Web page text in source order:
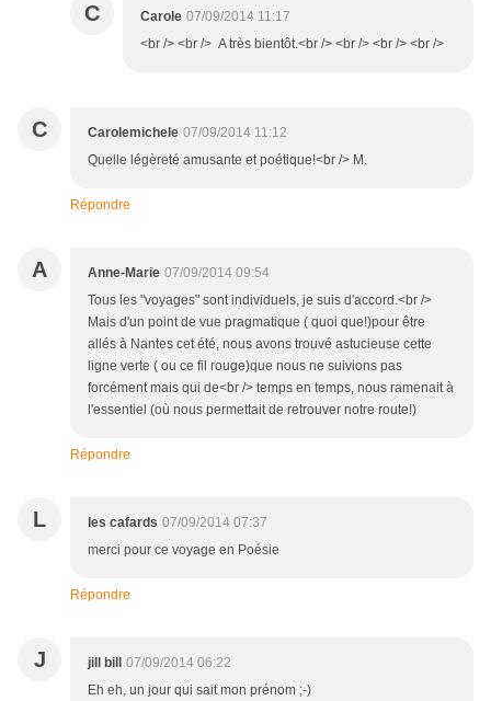
C Carole 07/09/2014 11:17
<br /> <br /> A très bientôt.<br /> <br /> <br /> <br />
C Carolemichele 07/09/2014 11:12
Quelle légèreté amusante et poétique!<br /> M.
Répondre
A Anne-Marie 07/09/2014 09:54
Tous les "voyages" sont individuels, je suis d'accord.<br />
Mais d'un point de vue pragmatique ( quoi que!)pour être
allés à Nantes cet été, nous avons trouvé astucieuse cette
ligne verte ( ou ce fil rouge)que nous ne suivions pas
forcément mais qui de<br /> temps en temps, nous ramenait à
l'essentiel (où nous permettait de retrouver notre route!)
Répondre
L les cafards 07/09/2014 07:37
merci pour ce voyage en Poésie
Répondre
J jill bill
07/09/2014 06:22
Eh eh, un jour qui sait mon prénom ;-)